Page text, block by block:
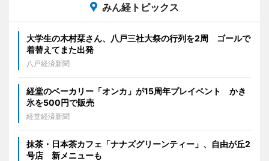
みん経トピックス
大学生の木村栞さん、八戸三社大祭の行列を2周 ゴールで
着替えてまた出発
八戸経済新聞
経堂のベーカリー「オンカ」が15周年プレイベント かき
氷を500円で販売
経堂経済新聞
抹茶・日本茶カフェ「ナナズグリーンティー」、自由が丘2
号店 新メニューも